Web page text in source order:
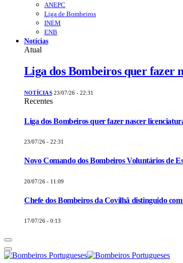
ANEPC
Liga de Bombeiros
INEM
ENB
Notícias
Atual
Liga dos Bombeiros quer fazer
NOTÍCIAS 23/07/26 - 22:31
Recentes
Liga dos Bombeiros quer fazer nascer
23/07/26 - 22:31
Novo Comando dos Bombeiros Voluntários de
20/07/26 - 11:09
Chefe dos Bombeiros da Covilhã distinguido
17/07/26 - 0:13